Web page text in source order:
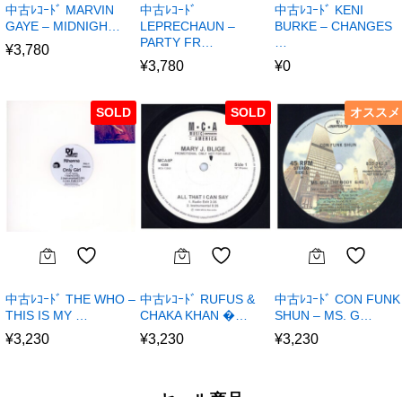
中古ﾚｺｰﾄﾞ MARVIN
GAYE – MIDNIGH…
¥3,780
中古ﾚｺｰﾄﾞ
LEPRECHAUN –
PARTY FR…
¥3,780
中古ﾚｺｰﾄﾞ KENI
BURKE – CHANGES
¥0
SOLD
中古ﾚｺｰﾄﾞ THE WHO –
THIS IS MY …
¥3,230
SOLD
中古ﾚｺｰﾄﾞ RUFUS &
CHAKA KHAN �…
¥3,230
オススメ
中古ﾚｺｰﾄﾞ CON FUNK
SHUN – MS. G…
¥3,230